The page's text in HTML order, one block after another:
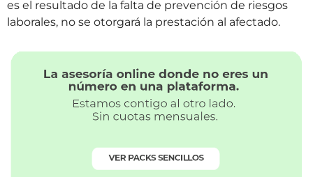
es el resultado de la falta de prevención de riesgos
laborales, no se otorgará la prestación al afectado.